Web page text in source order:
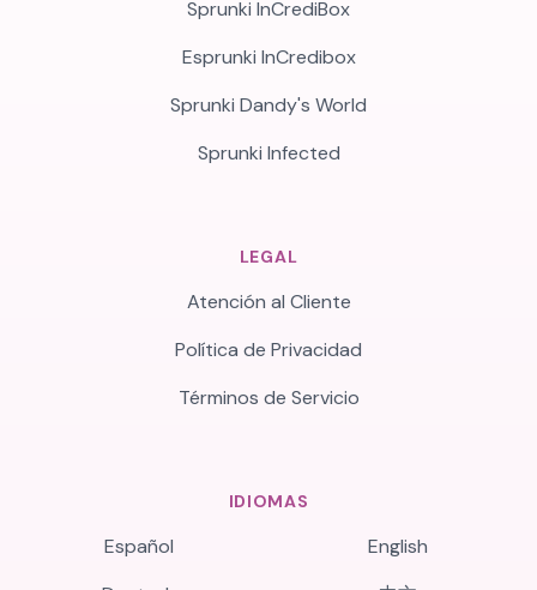
Sprunki InCrediBox
Esprunki InCredibox
Sprunki Dandy's World
Sprunki Infected
LEGAL
Atención al Cliente
Política de Privacidad
Términos de Servicio
IDIOMAS
Español
English